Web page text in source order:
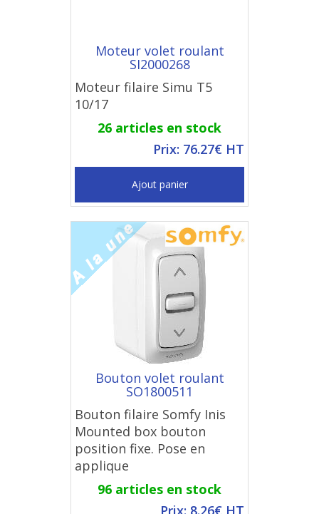
Moteur volet roulant
SI2000268
Moteur filaire Simu T5
10/17
26 articles en stock
Prix: 76.27€ HT
Ajout panier
Bouton volet roulant
SO1800511
Bouton filaire Somfy Inis
Mounted box bouton
position fixe. Pose en
applique
96 articles en stock
Prix: 8.26€ HT